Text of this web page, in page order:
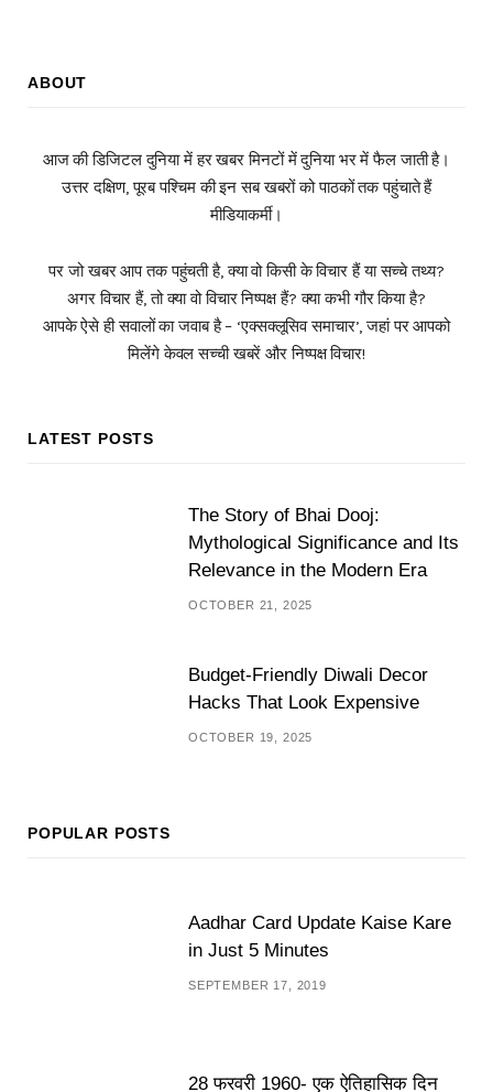
ABOUT
आज की डिजिटल दुनिया में हर खबर मिनटों में दुनिया भर में फैल जाती है।
उत्तर दक्षिण, पूरब पश्चिम की इन सब खबरों को पाठकों तक पहुंचाते हैं
मीडियाकर्मी।
पर जो खबर आप तक पहुंचती है, क्या वो किसी के विचार हैं या सच्चे तथ्य?
अगर विचार हैं, तो क्या वो विचार निष्पक्ष हैं? क्या कभी गौर किया है?
आपके ऐसे ही सवालों का जवाब है – ‘एक्सक्लूसिव समाचार’, जहां पर आपको
मिलेंगे केवल सच्ची खबरें और निष्पक्ष विचार!
LATEST POSTS
The Story of Bhai Dooj:
Mythological Significance and Its
Relevance in the Modern Era
OCTOBER 21, 2025
Budget-Friendly Diwali Decor
Hacks That Look Expensive
OCTOBER 19, 2025
POPULAR POSTS
Aadhar Card Update Kaise Kare
in Just 5 Minutes
SEPTEMBER 17, 2019
28 फरवरी 1960- एक ऐतिहासिक दिन